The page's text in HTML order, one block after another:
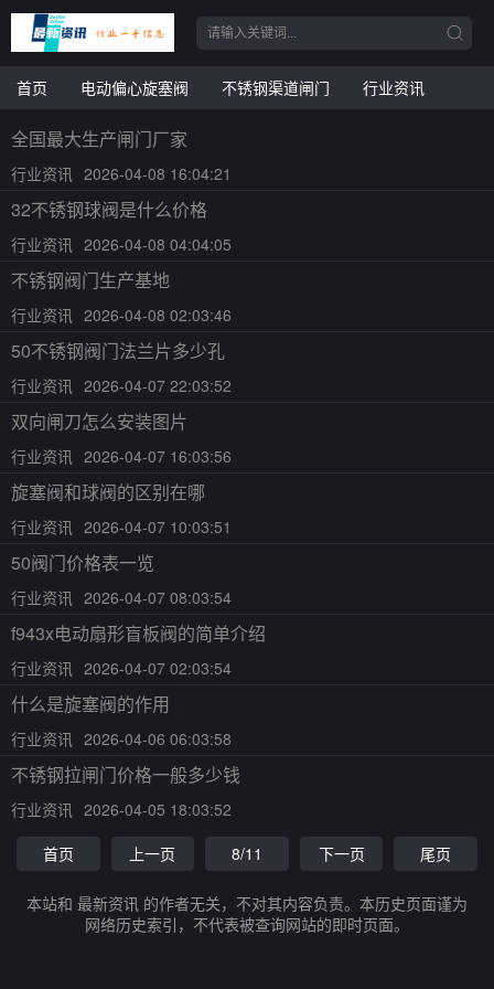
首页 电动偏心旋塞阀 不锈钢渠道闸门 行业资讯
全国最大生产闸门厂家
行业资讯 2026-04-08 16:04:21
32不锈钢球阀是什么价格
行业资讯 2026-04-08 04:04:05
不锈钢阀门生产基地
行业资讯 2026-04-08 02:03:46
50不锈钢阀门法兰片多少孔
行业资讯 2026-04-07 22:03:52
双向闸刀怎么安装图片
行业资讯 2026-04-07 16:03:56
旋塞阀和球阀的区别在哪
行业资讯 2026-04-07 10:03:51
50阀门价格表一览
行业资讯 2026-04-07 08:03:54
f943x电动扇形盲板阀的简单介绍
行业资讯 2026-04-07 02:03:54
什么是旋塞阀的作用
行业资讯 2026-04-06 06:03:58
不锈钢拉闸门价格一般多少钱
行业资讯 2026-04-05 18:03:52
首页
上一页 8/11 下一页 尾页
本站和 最新资讯 的作者无关，不对其内容负责。本历史页面谨为
网络历史索引，不代表被查询网站的即时页面。